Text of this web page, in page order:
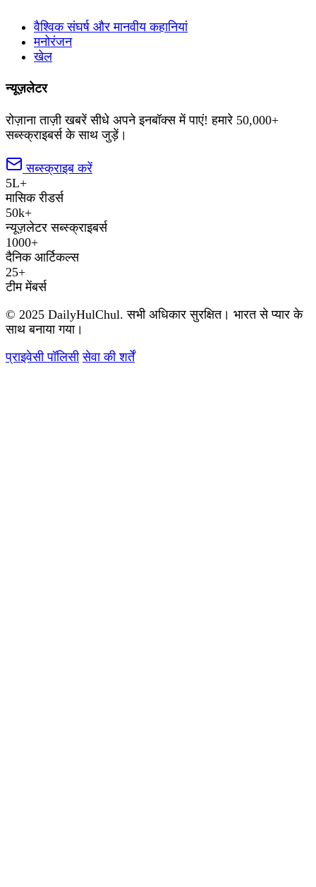
वैश्विक संघर्ष और मानवीय कहानियां
मनोरंजन
खेल
न्यूज़लेटर
रोज़ाना ताज़ी खबरें सीधे अपने इनबॉक्स में पाएं! हमारे 50,000+
सब्स्क्राइबर्स के साथ जुड़ें।
सब्स्क्राइब करें
5L+
मासिक रीडर्स
50k+
न्यूज़लेटर सब्स्क्राइबर्स
1000+
दैनिक आर्टिकल्स
25+
टीम मेंबर्स
© 2025 DailyHulChul. सभी अधिकार सुरक्षित। भारत से प्यार के
साथ बनाया गया।
प्राइवेसी पॉलिसी सेवा की शर्तें